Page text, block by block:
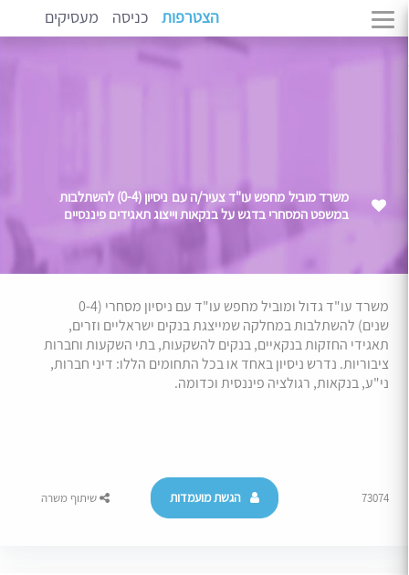
הצטרפות כניסה מעסיקים
משרד מוביל מחפש עו"ד צעיר/ה עם ניסיון (0-4) להשתלבות
במשפט המסחרי בדגש על בנקאות וייצוג תאגידים פיננסיים
משרד עו"ד גדול ומוביל מחפש עו"ד עם ניסיון מסחרי (0-4
שנים) להשתלבות במחלקה שמייצגת בנקים ישראליים וזרים,
תאגידי החזקות בנקאיים, בנקים להשקעות, בתי השקעות וחברות
ציבוריות. נדרש ניסיון באחד או בכל התחומים הללו: דיני חברות,
ני"ע, בנקאות, רגולציה פיננסית וכדומה.
73074 הגשת מועמדות שיתוף משרה